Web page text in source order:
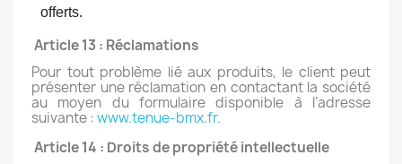
offerts.
Article 13 : Réclamations
Pour tout problème lié aux produits, le client peut
présenter une réclamation en contactant la société
au moyen du formulaire disponible à l’adresse
suivante : www.tenue-bmx.fr.
Article 14 : Droits de propriété intellectuelle